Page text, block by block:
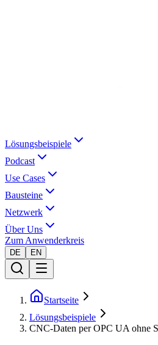
Lösungsbeispiele
Podcast
Use Cases
Bausteine
Netzwerk
Über Uns
Zum Anwenderkreis
DE EN
Startseite
Lösungsbeispiele
CNC-Daten per OPC UA ohne